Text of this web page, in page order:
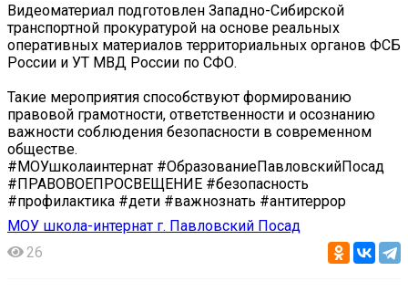
Видеоматериал подготовлен Западно-Сибирской
транспортной прокуратурой на основе реальных
оперативных материалов территориальных органов ФСБ
России и УТ МВД России по СФО.
Такие мероприятия способствуют формированию
правовой грамотности, ответственности и осознанию
важности соблюдения безопасности в современном
обществе.
#МОУшколаинтернат #ОбразованиеПавловскийПосад
#ПРАВОВОЕПРОСВЕЩЕНИЕ #безопасность
#профилактика #дети #важнознать #антитеррор
МОУ школа-интернат г. Павловский Посад
26